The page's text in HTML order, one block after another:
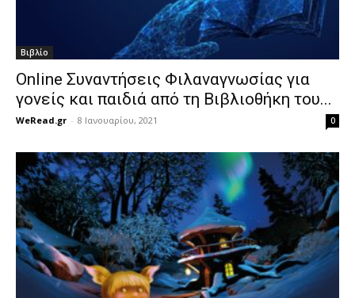
Βιβλίο
Online Συναντήσεις Φιλαναγνωσίας για
γονείς και παιδιά από τη Βιβλιοθήκη του...
WeRead.gr - 8 Ιανουαρίου, 2021 0